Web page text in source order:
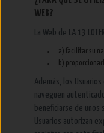
WEB?
La Web de LA 13
a) facilitar su
b)
Además, los
naveguen
beneficiarse de unos
Usuarios autorizan